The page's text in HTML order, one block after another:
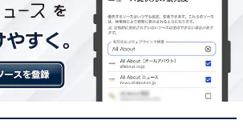
て1位に輝いたのは氷見（ひみ）市
雄大な立山連峰を望む絶景や、寒ブ
富な海の幸で名高い港町です。「氷
涼やかでどこか洗練された漢字と、
しい「ひみ」という音の響きが、抜群
のかっこよさを醸し出しています。